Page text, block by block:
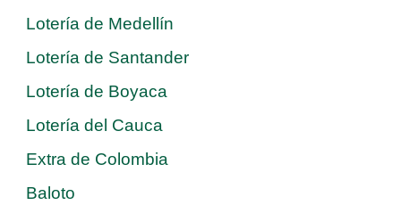
Lotería de Medellín
Lotería de Santander
Lotería de Boyaca
Lotería del Cauca
Extra de Colombia
Baloto